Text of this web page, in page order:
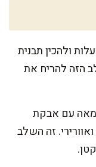
בלחמם את התנור ל-180 מעלות ולהכין תבנית
הזה להריח את
עם אבקת
זה השלב